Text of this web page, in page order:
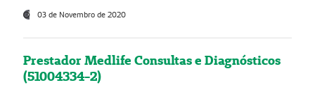
03 de Novembro de 2020
Prestador Medlife Consultas e Diagnósticos
(51004334-2)